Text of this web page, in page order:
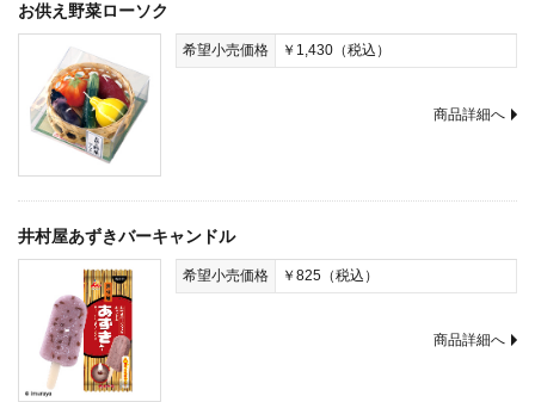
お供え野菜ローソク
希望小売価格 ￥1,430（税込）
商品詳細へ
井村屋あずきバーキャンドル
希望小売価格 ￥825（税込）
商品詳細へ